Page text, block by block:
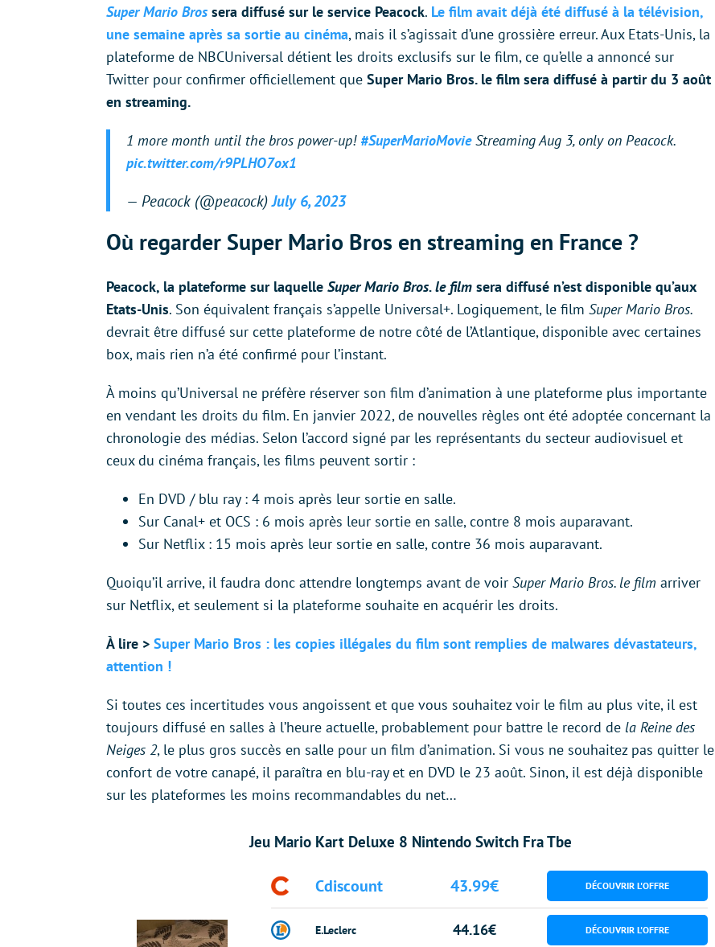
Super Mario Bros sera diffusé sur le service Peacock. Le film avait déjà été diffusé à la télévision,
une semaine après sa sortie au cinéma, mais il s’agissait d’une grossière erreur. Aux Etats-Unis, la
plateforme de NBCUniversal détient les droits exclusifs sur le film, ce qu’elle a annoncé sur
Twitter pour confirmer officiellement que Super Mario Bros. le film sera diffusé à partir du 3 août
en streaming.
1 more month until the bros power-up! #SuperMarioMovieStreaming Aug 3, only on Peacock.
pic.twitter.com/r9PLHO7ox1
— Peacock (@peacock)July 6, 2023
Où regarder Super Mario Bros en streaming en France ?
Peacock, la plateforme sur laquelle Super Mario Bros. le film sera diffusé n’est disponible qu’aux
Etats-Unis. Son équivalent français s’appelle Universal+. Logiquement, le film Super Mario Bros.
devrait être diffusé sur cette plateforme de notre côté de l’Atlantique, disponible avec certaines
box, mais rien n’a été confirmé pour l’instant.
À moins qu’Universal ne préfère réserver son film d’animation à une plateforme plus importante
en vendant les droits du film. En janvier 2022, de nouvelles règles ont été adoptée concernant la
chronologie des médias. Selon l’accord signé par les représentants du secteur audiovisuel et
ceux du cinéma français, les films peuvent sortir :
En DVD / blu ray : 4 mois après leur sortie en salle.
Sur Canal+ et OCS : 6 mois après leur sortie en salle, contre 8 mois auparavant.
Sur Netflix : 15 mois après leur sortie en salle, contre 36 mois auparavant.
Quoiqu’il arrive, il faudra donc attendre longtemps avant de voir Super Mario Bros. le film arriver
sur Netflix, et seulement si la plateforme souhaite en acquérir les droits.
À lire > Super Mario Bros : les copies illégales du film sont remplies de malwares dévastateurs,
attention !
Si toutes ces incertitudes vous angoissent et que vous souhaitez voir le film au plus vite, il est
toujours diffusé en salles à l’heure actuelle, probablement pour battre le record de la Reine des
Neiges 2, le plus gros succès en salle pour un film d’animation. Si vous ne souhaitez pas quitter le
confort de votre canapé, il paraîtra en blu-ray et en DVD le 23 août. Sinon, il est déjà disponible
sur les plateformes les moins recommandables du net…
Jeu Mario Kart Deluxe 8 Nintendo Switch Fra Tbe
Cdiscount 43.99€
E.Leclerc 44.16€